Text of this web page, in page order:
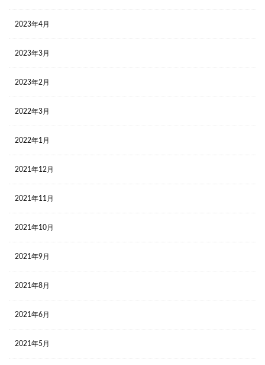
2023年4月
2023年3月
2023年2月
2022年3月
2022年1月
2021年12月
2021年11月
2021年10月
2021年9月
2021年8月
2021年6月
2021年5月